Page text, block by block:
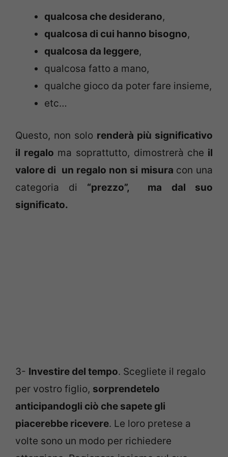
qualcosa che desiderano,
qualcosa di cui hanno bisogno,
qualcosa da leggere,
qualcosa fatto a mano,
qualche gioco da poter fare insieme,
etc…
Questo, non solo renderà più significativo
il regalo ma soprattutto, dimostrerà che il
valore di un regalo non si misura con una
categoria di
“prezzo”, ma dal suo
significato.
3- Investire del tempo. Scegliete il regalo
per vostro figlio, sorprendetelo
anticipandogli ciò che sapete gli
piacerebbe ricevere. Le loro pretese a
volte sono un modo per richiedere